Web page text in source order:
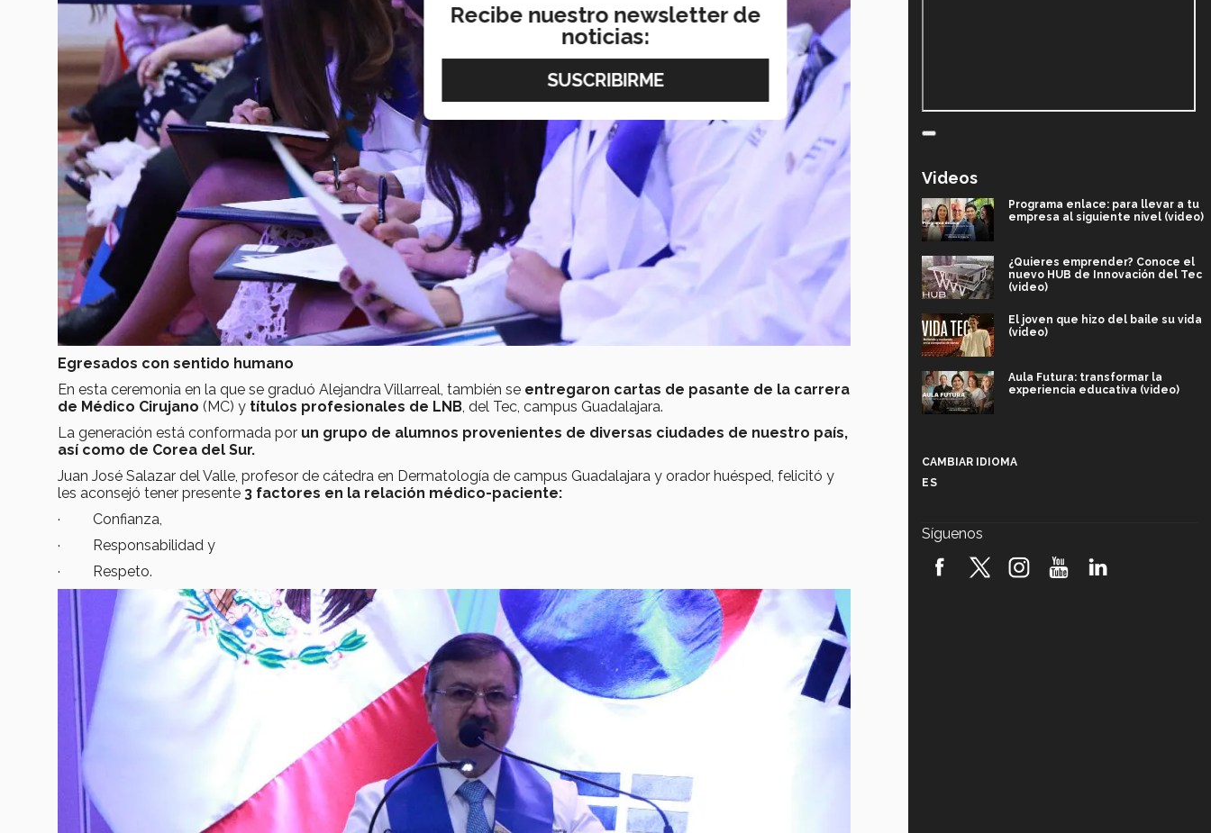
Egresados con sentido humano
En esta ceremonia en la que se graduó Alejandra Villarreal, también se entregaron cartas de pasante de la carrera
de Médico Cirujano (MC) y títulos profesionales de LNB, del Tec, campus Guadalajara.
La generación está conformada por un grupo de alumnos provenientes de diversas ciudades de nuestro país,
así como de Corea del Sur.
Juan José Salazar del Valle, profesor de cátedra en Dermatología de campus Guadalajara y orador huésped, felicitó y
les aconsejó tener presente 3 factores en la relación médico-paciente:
· Confianza,
· Responsabilidad y
· Respeto.
Videos
Programa enlace: para llevar a tu
empresa al siguiente nivel (video)
¿Quieres emprender? Conoce el
nuevo HUB de Innovación del Tec
(video)
El joven que hizo del baile su vida
(video)
Aula Futura: transformar la
experiencia educativa (video)
robótica FIRST 2026! (video)
CAMBIAR IDIOMA
ES
Síguenos
Recibe nuestro newsletter de
noticias: